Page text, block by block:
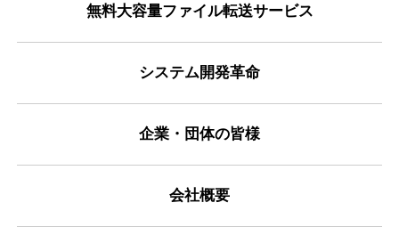
無料大容量ファイル転送サービス
システム開発革命
企業・団体の皆様
会社概要